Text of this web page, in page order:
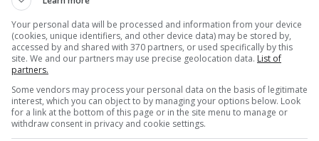
ngjarjen e djeshme ku mbeti i vrarë një person
vrasje në vitin 2012, Shaban Syla thotë se nga
kishin zënë pritën.
dje, rreth orës 19:00 ka ndodhur në aksident
të tij. Ardit Syla është djali i vëllait tim, diku
Your personal data will be processed and information from your device
(cookies, unique identifiers, and other device data) may be stored by,
accessed by and shared with 370 partners, or used specifically by this
site. We and our partners may use precise geolocation data. List of
partners.
Some vendors may process your personal data on the basis of legitimate
interest, which you can object to by managing your options below. Look
for a link at the bottom of this page or in the site menu to manage or
withdraw consent in privacy and cookie settings.